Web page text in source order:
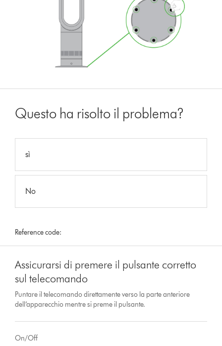
Questo ha risolto il problema?
sì
No
Reference code:
Assicurarsi di premere il pulsante corretto
sul telecomando
Puntare il telecomando direttamente verso la parte anteriore
dell’apparecchio mentre si preme il pulsante.
On/Off